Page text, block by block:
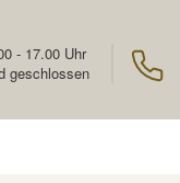
- 17.00 Uhr
geschlossen